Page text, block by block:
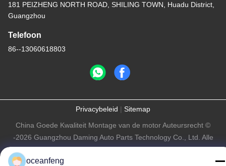
181 PEIZHENG NORTH ROAD, SHILING TOWN, Huadu District,
Guangzhou
Telefoon
86--13060618803
Privacybeleid | Sitemap
China Goede Kwaliteit Montage van de motor Auteursrecht ©
-2026 Guangzhou Daming Auto Parts Technology Co., Ltd. Alle
rechten voorbehouden.
oceanfeng